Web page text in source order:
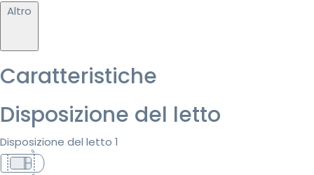
Altro
Caratteristiche
Disposizione del letto
Disposizione del letto 1